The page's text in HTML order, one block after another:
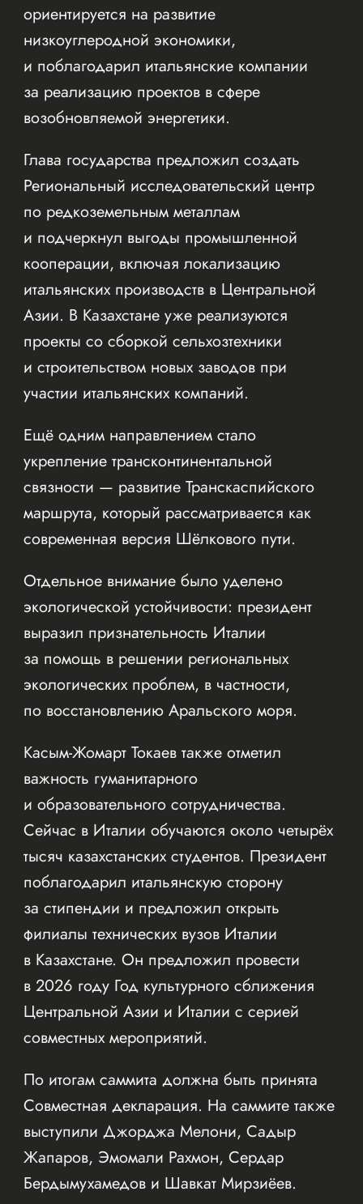
ориентируется на развитие
низкоуглеродной экономики,
и поблагодарил итальянские компании
за реализацию проектов в сфере
возобновляемой энергетики.
Глава государства предложил создать
Региональный исследовательский центр
по редкоземельным металлам
и подчеркнул выгоды промышленной
кооперации, включая локализацию
итальянских производств в Центральной
Азии. В Казахстане уже реализуются
проекты со сборкой сельхозтехники
и строительством новых заводов при
участии итальянских компаний.
Ещё одним направлением стало
укрепление трансконтинентальной
связности — развитие Транскаспийского
маршрута, который рассматривается как
современная версия Шёлкового пути.
Отдельное внимание было уделено
экологической устойчивости: президент
выразил признательность Италии
за помощь в решении региональных
экологических проблем, в частности,
по восстановлению Аральского моря.
Касым-Жомарт Токаев также отметил
важность гуманитарного
и образовательного сотрудничества.
Сейчас в Италии обучаются около четырёх
тысяч казахстанских студентов. Президент
поблагодарил итальянскую сторону
за стипендии и предложил открыть
филиалы технических вузов Италии
в Казахстане. Он предложил провести
в 2026 году Год культурного сближения
Центральной Азии и Италии с серией
совместных мероприятий.
По итогам саммита должна быть принята
Совместная декларация. На саммите также
выступили Джорджа Мелони, Садыр
Жапаров, Эмомали Рахмон, Сердар
Бердымухамедов и Шавкат Мирзиёев.